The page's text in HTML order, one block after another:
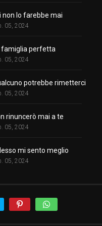
non lo farebbe mai
05, 2024
famiglia perfetta
05, 2024
potrebbe rimetterci
05, 2024
rinuncerò mai a te
05, 2024
mi sento meglio
05, 2024